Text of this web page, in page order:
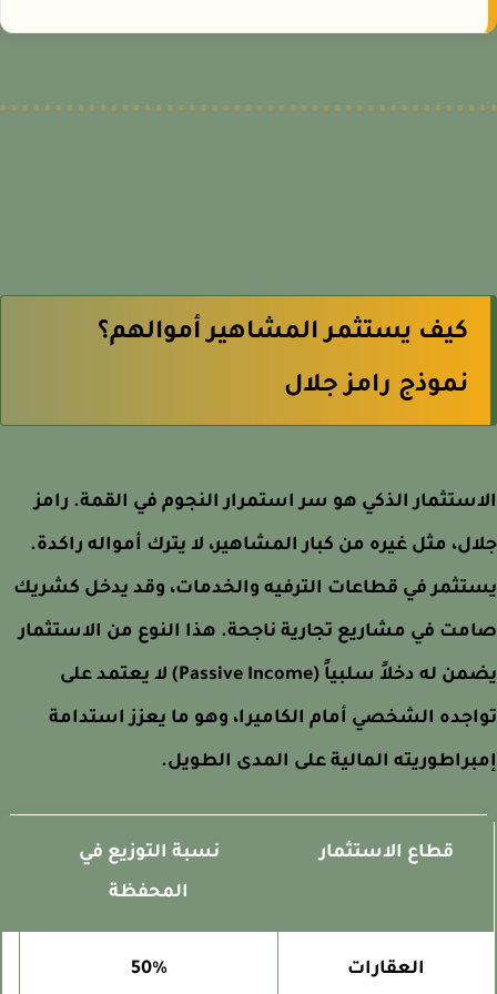
كيف يستثمر المشاهير أموالهم؟
نموذج رامز جلال
الذكي هو سر استمرار النجوم في القمة. رامز
مثل غيره من كبار المشاهير، لا يترك أمواله راكدة.
في قطاعات الترفيه والخدمات، وقد يدخل كشريك
في مشاريع تجارية ناجحة. هذا النوع من الاستثمار
يضمن له دخلاً سلبياً (Passive Income) لا يعتمد على
الشخصي أمام الكاميرا، وهو ما يعزز استدامة
المالية على المدى الطويل.
قطاع الاستثمار
نسبة التوزيع في
المحفظة
العقارات 50%